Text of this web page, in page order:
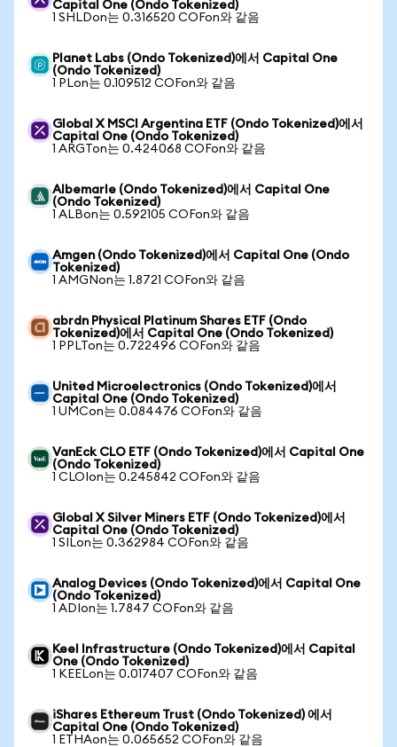
Capital One (Ondo Tokenized)
1 SHLDon는 0.316520 COFon와 같음
Planet Labs (Ondo Tokenized)에서 Capital One
(Ondo Tokenized)
1 PLon는 0.109512 COFon와 같음
Global X MSCI Argentina ETF (Ondo Tokenized)에서
Capital One (Ondo Tokenized)
1 ARGTon는 0.424068 COFon와 같음
Albemarle (Ondo Tokenized)에서 Capital One
(Ondo Tokenized)
1 ALBon는 0.592105 COFon와 같음
Amgen (Ondo Tokenized)에서 Capital One (Ondo
Tokenized)
1 AMGNon는 1.8721 COFon와 같음
abrdn Physical Platinum Shares ETF (Ondo
Tokenized)에서 Capital One (Ondo Tokenized)
1 PPLTon는 0.722496 COFon와 같음
United Microelectronics (Ondo Tokenized)에서
Capital One (Ondo Tokenized)
1 UMCon는 0.084476 COFon와 같음
VanEck CLO ETF (Ondo Tokenized)에서 Capital One
(Ondo Tokenized)
1 CLOIon는 0.245842 COFon와 같음
Global X Silver Miners ETF (Ondo Tokenized)에서
Capital One (Ondo Tokenized)
1 SILon는 0.362984 COFon와 같음
Analog Devices (Ondo Tokenized)에서 Capital One
(Ondo Tokenized)
1 ADIon는 1.7847 COFon와 같음
Keel Infrastructure (Ondo Tokenized)에서 Capital
One (Ondo Tokenized)
1 KEELon는 0.017407 COFon와 같음
iShares Ethereum Trust (Ondo Tokenized) 에서
Capital One (Ondo Tokenized)
1 ETHAon는 0.065652 COFon와 같음